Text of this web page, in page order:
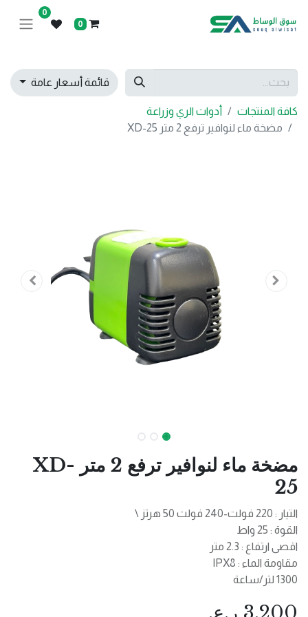
0
0
قائمة أسعار عامة
كافة المنتجات
أدوات الري وزراعة
مضخة ماء لنوافير ترفع 2 متر XD-25
مضخة ماء لنوافير ترفع 2 متر XD-
25
التيار : 220 فولت-240 فولت 50 هرتز \
القوة : 25 واط
اقصى ارتفاع : 2.3 متر
مقاومة الماء : IPX8
1300 لتر/ساعة